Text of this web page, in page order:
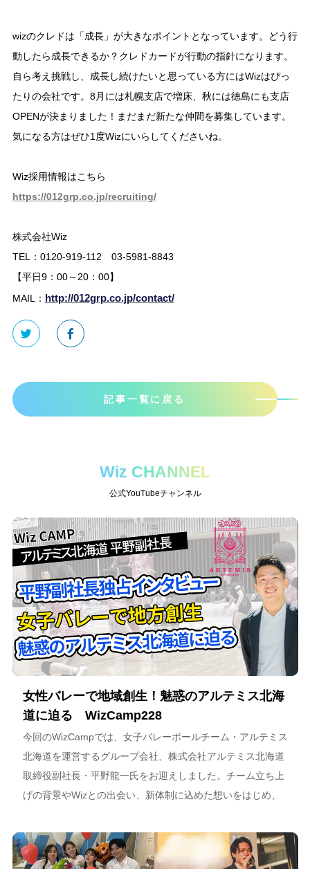
wizのクレドは「成長」が大きなポイントとなっています。どう行
動したら成長できるか？クレドカードが行動の指針になります。
自ら考え挑戦し、成長し続けたいと思っている方にはWizはぴっ
たりの会社です。8月には札幌支店で増床、秋には徳島にも支店
OPENが決まりました！まだまだ新たな仲間を募集しています。
気になる方はぜひ1度Wizにいらしてくださいね。
Wiz採用情報はこちら
https://012grp.co.jp/recruiting/
株式会社Wiz
TEL：0120-919-112 03-5981-8843
【平日9：00～20：00】
MAIL： http://012grp.co.jp/contact/
記事一覧に戻る
Wiz CHANNEL
公式YouTubeチャンネル
女性バレーで地域創生！魅惑のアルテミス北海
道に迫る WizCamp228
今回のWizCampでは、女子バレーボールチーム・アルテミス
北海道を運営するグループ会社、株式会社アルテミス北海道
取締役副社長・平野龍一氏をお迎えしました。チーム立ち上
げの背景やWizとの出会い、新体制に込めた想いをはじめ、
海道が描く今後のビジョンについて語っています。